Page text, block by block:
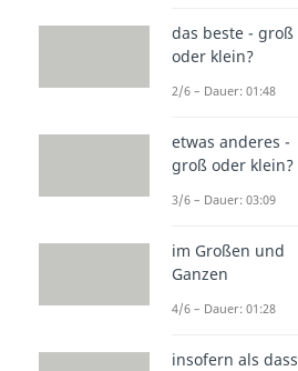
das beste - groß
oder klein?
2/6 – Dauer: 01:48
etwas anderes -
groß oder klein?
3/6 – Dauer: 03:09
im Großen und
Ganzen
4/6 – Dauer: 01:28
insofern als dass